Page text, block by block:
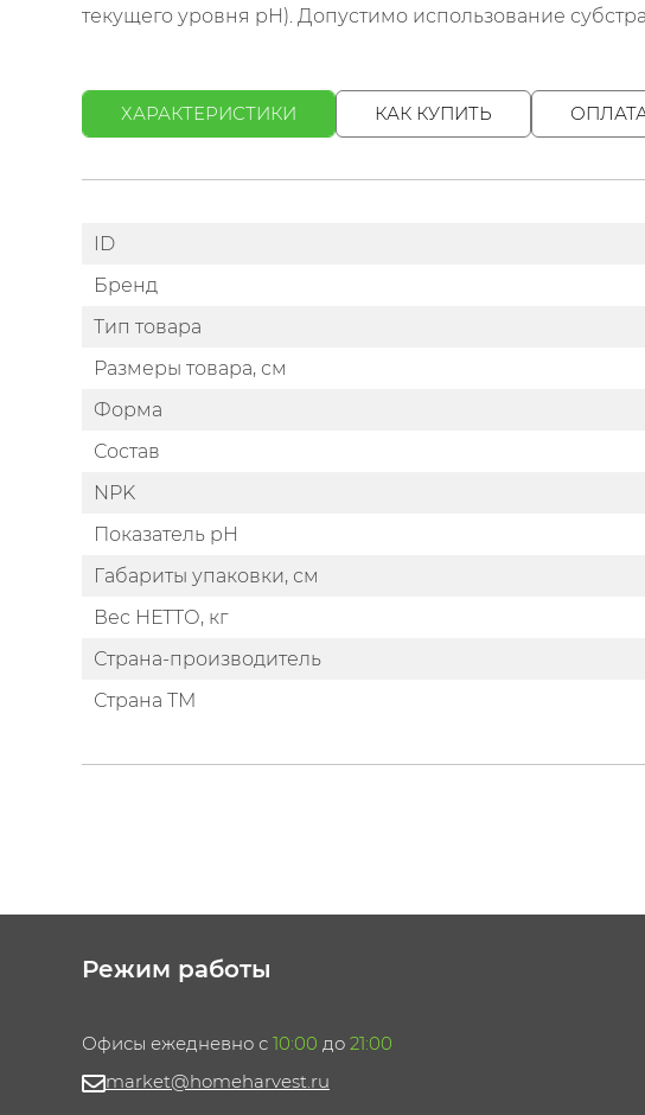
текущего уровня pH). Допустимо использование
ХАРАКТЕРИСТИКИ КАК КУПИТЬ
ID
Бренд
Тип товара
Размеры товара, см
Форма
Состав
NPK
Показатель pH
Габариты упаковки, см
Вес НЕТТО, кг
Страна-производитель
Страна ТМ
Режим работы
Офисы ежедневно с 10:00 до 21:00
market@homeharvest.ru